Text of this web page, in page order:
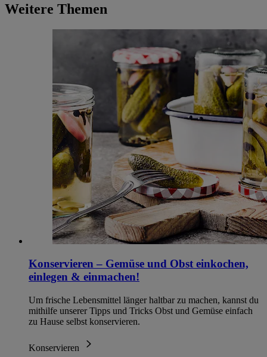
Weitere Themen
Konservieren – Gemüse und Obst einkochen,
einlegen & einmachen!
Um frische Lebensmittel länger haltbar zu machen, kannst du
mithilfe unserer Tipps und Tricks Obst und Gemüse einfach
zu Hause selbst konservieren.
Konservieren